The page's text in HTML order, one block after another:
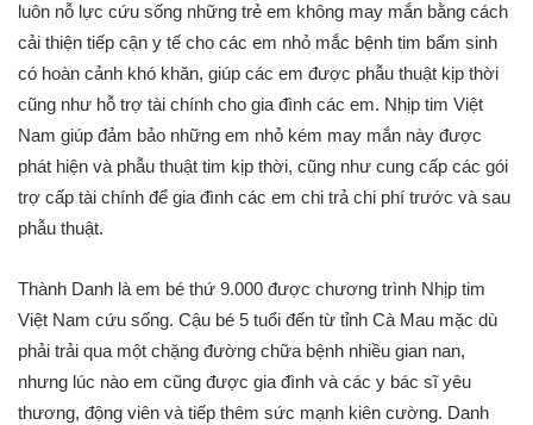
luôn nỗ lực cứu sống những trẻ em không may mắn bằng cách
cải thiện tiếp cận y tế cho các em nhỏ mắc bệnh tim bẩm sinh
có hoàn cảnh khó khăn, giúp các em được phẫu thuật kịp thời
cũng như hỗ trợ tài chính cho gia đình các em. Nhịp tim Việt
Nam giúp đảm bảo những em nhỏ kém may mắn này được
phát hiện và phẫu thuật tim kịp thời, cũng như cung cấp các gói
trợ cấp tài chính để gia đình các em chi trả chi phí trước và sau
phẫu thuật.
Thành Danh là em bé thứ 9.000 được chương trình Nhịp tim
Việt Nam cứu sống. Cậu bé 5 tuổi đến từ tỉnh Cà Mau mặc dù
phải trải qua một chặng đường chữa bệnh nhiều gian nan,
nhưng lúc nào em cũng được gia đình và các y bác sĩ yêu
thương, động viên và tiếp thêm sức mạnh kiên cường. Danh